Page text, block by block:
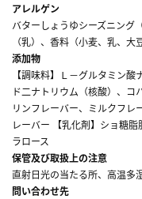
アレルゲン
バターしょうゆシーズニング
（乳）、香料（小麦、乳、大豆
添加物
【調味料】Ｌ－グルタミン
ド二ナトリウム（核酸）、
リンフレーバー、ミルクフレ
レーバー 【乳化剤】ショ糖
ラロース
保管及び取扱上の注意
直射日光の当たる所、高温多
問い合わせ先